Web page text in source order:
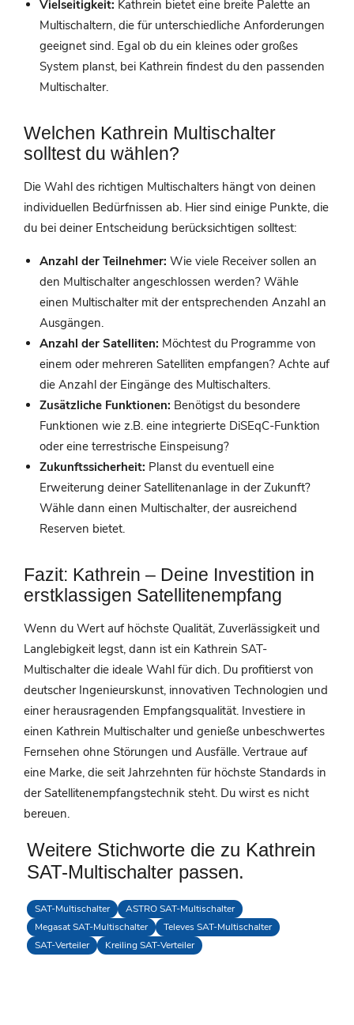
Vielseitigkeit: Kathrein bietet eine breite Palette an
Multischaltern, die für unterschiedliche Anforderungen
geeignet sind. Egal ob du ein kleines oder großes
System planst, bei Kathrein findest du den passenden
Multischalter.
Welchen Kathrein Multischalter
solltest du wählen?
Die Wahl des richtigen Multischalters hängt von deinen
individuellen Bedürfnissen ab. Hier sind einige Punkte, die
du bei deiner Entscheidung berücksichtigen solltest:
Anzahl der Teilnehmer: Wie viele Receiver sollen an
den Multischalter angeschlossen werden? Wähle
einen Multischalter mit der entsprechenden Anzahl an
Ausgängen.
Anzahl der Satelliten: Möchtest du Programme von
einem oder mehreren Satelliten empfangen? Achte auf
die Anzahl der Eingänge des Multischalters.
Zusätzliche Funktionen: Benötigst du besondere
Funktionen wie z.B. eine integrierte DiSEqC-Funktion
oder eine terrestrische Einspeisung?
Zukunftssicherheit: Planst du eventuell eine
Erweiterung deiner Satellitenanlage in der Zukunft?
Wähle dann einen Multischalter, der ausreichend
Reserven bietet.
Fazit: Kathrein – Deine Investition in
erstklassigen Satellitenempfang
Wenn du Wert auf höchste Qualität, Zuverlässigkeit und
Langlebigkeit legst, dann ist ein Kathrein SAT-
Multischalter die ideale Wahl für dich. Du profitierst von
deutscher Ingenieurskunst, innovativen Technologien und
einer herausragenden Empfangsqualität. Investiere in
einen Kathrein Multischalter und genieße unbeschwertes
Fernsehen ohne Störungen und Ausfälle. Vertraue auf
eine Marke, die seit Jahrzehnten für höchste Standards in
der Satellitenempfangstechnik steht. Du wirst es nicht
bereuen.
Weitere Stichworte die zu Kathrein
SAT-Multischalter passen.
SAT-Multischalter
ASTRO SAT-Multischalter
Megasat SAT-Multischalter
Televes SAT-Multischalter
SAT-Verteiler
Kreiling SAT-Verteiler